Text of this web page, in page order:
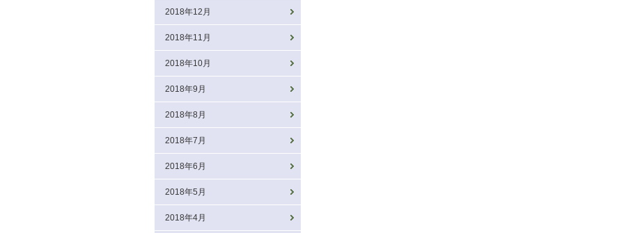
2018年12月
2018年11月
2018年10月
2018年9月
2018年8月
2018年7月
2018年6月
2018年5月
2018年4月